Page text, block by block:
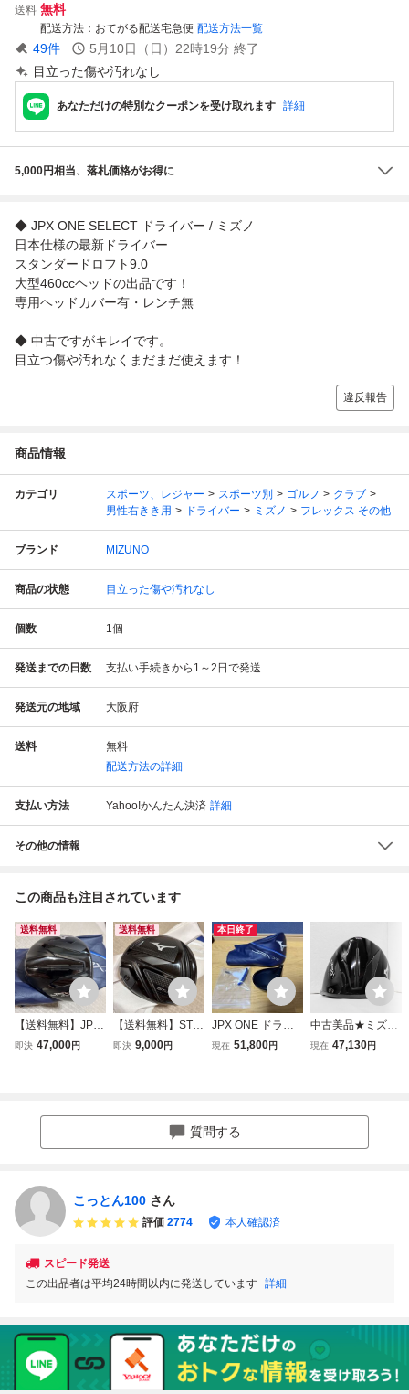
送料 無料
配送方法 おてがる配送宅急便 配送方法一覧
49件 5月10日（日）22時19分 終了
目立った傷や汚れなし
あなただけの特別なクーポンを受け取れます 詳細
5,000円相当、落札価格がお得に
◆ JPX ONE SELECT ドライバー / ミズノ
日本仕様の最新ドライバー
スタンダードロフト9.0
大型460ccヘッドの出品です！
専用ヘッドカバー有・レンチ無
◆ 中古ですがキレイです。
目立つ傷や汚れなくまだまだ使えます！
違反報告
商品情報
カテゴリ スポーツ、レジャー スポーツ別 ゴルフ
クラブ
男性右きき用
ドライバー ミズノ フレックス その他
ブランド MIZUNO
商品の状態 目立った傷や汚れなし
個数 1個
発送までの日数 支払い手続きから1～2日で発送
発送元の地域 大阪府
送料
無料
配送方法の詳細
支払い方法 Yahoo!かんたん決済 詳細
その他の情報
この商品も注目されています
送料無料
【送料無料】JPX
ONE SELECT ド
即決 47,000円
送料無料
【送料無料】ST-X
220 ドライバー ヘ
イプ Z 200 230 JP
即決 9,000円
本日終了
JPX ONE ドライ
バー 9.0 ヘッド ヘ
現在 51,800円
中古美品★ミズノ/
MIZUNO JPX ON
現在 47,130円
質問する
こっとん100 さん
評価 2774 本人確認済
スピード発送
この出品者は平均24時間以内に発送しています 詳細